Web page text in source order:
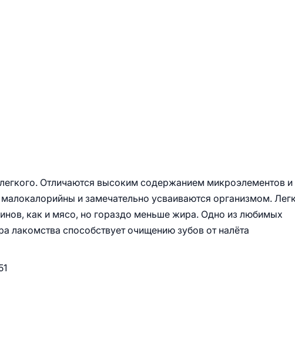
Отличаются высоким содержанием микроэлементов и
и замечательно усваиваются организмом.
как и мясо, но гораздо меньше жира. Одно из любимых
лакомства способствует очищению зубов от налёта